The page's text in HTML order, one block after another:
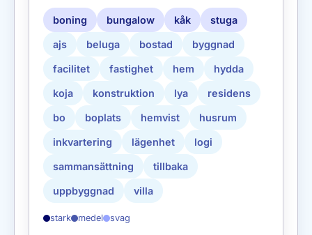
boning bungalow kåk stuga
ajs beluga bostad byggnad
facilitet fastighet hem hydda
koja konstruktion lya residens
bo boplats hemvist husrum
inkvartering lägenhet logi
sammansättning tillbaka
uppbyggnad villa
stark medel svag